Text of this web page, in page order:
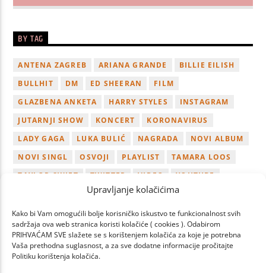
Upravljanje kolačićima
Kako bi Vam omogućili bolje korisničko iskustvo te funkcionalnost svih
sadržaja ova web stranica koristi kolačiće ( cookies ). Odabirom
PRIHVAĆAM SVE slažete se s korištenjem kolačića za koje je potrebna
Vaša prethodna suglasnost, a za sve dodatne informacije pročitajte
Politiku korištenja kolačića.
BY TAG
ANTENA ZAGREB ARIANA GRANDE
BILLIE EILISH
BULLHIT
DM ED SHEERAN
FILM
GLAZBENA ANKETA
HARRY STYLES
INSTAGRAM
JUTARNJI SHOW
KONCERT
KORONAVIRUS
LADY GAGA
LUKA BULIĆ NAGRADA
NOVI ALBUM
NOVI SINGL
OSVOJI PLAYLIST
TAMARA LOOS
TAYLOR SWIFT
TWITTER VIDEO
YOUTUBE